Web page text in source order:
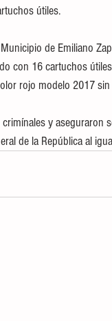
útiles.
de Emiliano
con 16 cartuchos
rojo modelo 2017
y aseguraron
de la República al